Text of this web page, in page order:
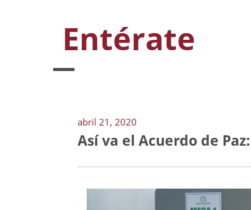
Entérate
abril 21, 2020
Así va el Acuerdo de